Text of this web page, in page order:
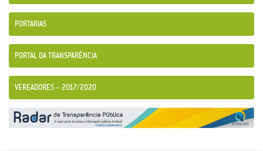
PORTARIAS
PORTAL DA TRANSPARÊNCIA
VEREADORES – 2017/2020